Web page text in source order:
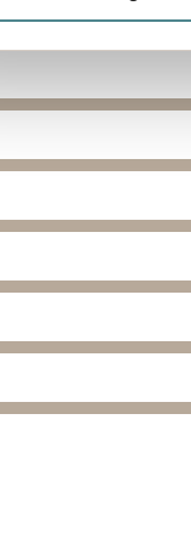
Identificere din
cookies til at
"Tilpas".